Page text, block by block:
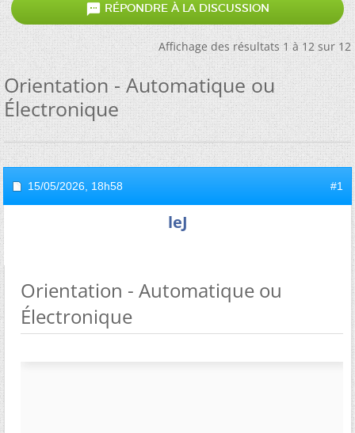
 RÉPONDRE À LA DISCUSSION
Affichage des résultats 1 à 12 sur 12
Orientation - Automatique ou
Électronique
15/05/2026, 18h58 #1
leJ
Orientation - Automatique ou
Électronique